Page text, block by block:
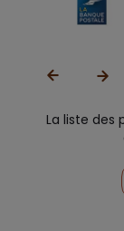
La liste des